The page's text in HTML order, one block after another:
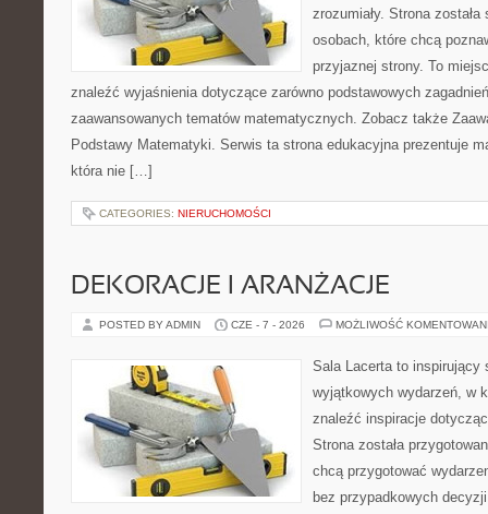
zrozumiały. Strona
osobach, które chcą
przyjaznej strony. To
znaleźć wyjaśnienia dotyczące zarówno podstawowych
zaawansowanych tematów matematycznych. Zobacz także
Podstawy Matematyki. Serwis ta strona edukacyjna prezentuje
która nie […]
CATEGORIES: NIERUCHOMOŚCI
DEKORACJE I ARANŻACJE
POSTED BY ADMIN CZE - 7 - 2026 MOŻLIWOŚĆ
Sala Lacerta to inspirujący
wyjątkowych wydarzeń, w
znaleźć inspiracje
Strona została
chcą przygotować
bez przypadkowych